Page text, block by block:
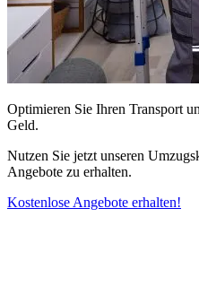
Optimieren Sie Ihren Transport
Geld.
Nutzen Sie jetzt unseren
Angebote zu erhalten.
Kostenlose Angebote erhalten!